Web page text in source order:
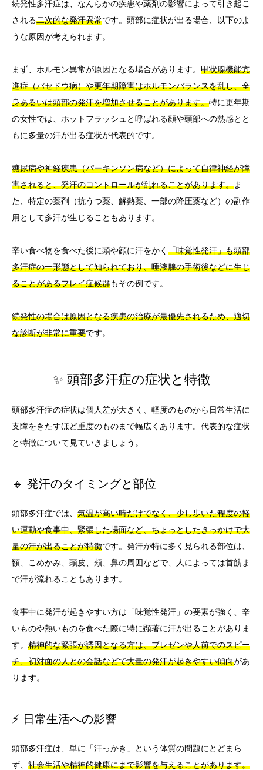
続発性多汗症は、なんらかの疾患や薬剤の影響によって引き起こ
される二次的な発汗異常です。頭部に症状が出る場合、以下のよ
うな原因が考えられます。
まず、ホルモン異常が原因となる場合があります。 甲状腺機能亢
進症（バセドウ病）や更年期障害はホルモンバランスを乱し、全
身あるいは頭部の発汗を増加させることがあります。特に更年期
の女性では、ホットフラッシュと呼ばれる顔や頭部への熱感とと
もに多量の汗が出る症状が代表的です。
糖尿病や神経疾患（パーキンソン病など）によって自律神経が障
害されると、発汗のコントロールが乱れることがあります。ま
た、特定の薬剤（抗うつ薬、解熱薬、一部の降圧薬など）の副作
用として多汗が生じることもあります。
辛い食べ物を食べた後に頭や顔に汗をかく 「味覚性発汗」も頭部
多汗症の一形態として知られており、唾液腺の手術後などに生じ
ることがあるフレイ症候群もその例です。
続発性の場合は原因となる疾患の治療が最優先されるため、適切
な診断が非常に重要です。
✨ 頭部多汗症の症状と特徴
頭部多汗症の症状は個人差が大きく、軽度のものから日常生活に
支障をきたすほど重度のものまで幅広くあります。代表的な症状
と特徴について見ていきましょう。
🔸 発汗のタイミングと部位
頭部多汗症では、 気温が高い時だけでなく、少し歩いた程度の軽
い運動や食事中、緊張した場面など、ちょっとしたきっかけで大
量の汗が出ることが特徴です。発汗が特に多く見られる部位は、
額、こめかみ、頭皮、頬、鼻の周囲などで、人によっては首筋ま
で汗が流れることもあります。
食事中に発汗が起きやすい方は「味覚性発汗」の要素が強く、辛
いものや熱いものを食べた際に特に顕著に汗が出ることがありま
す。 精神的な緊張が誘因となる方は、プレゼンや人前でのスピー
チ、初対面の人との会話などで大量の発汗が起きやすい傾向があ
ります。
⚡ 日常生活への影響
頭部多汗症は、単に「汗っかき」という体質の問題にとどまら
ず、 社会生活や精神的健康にまで影響を与えることがあります。